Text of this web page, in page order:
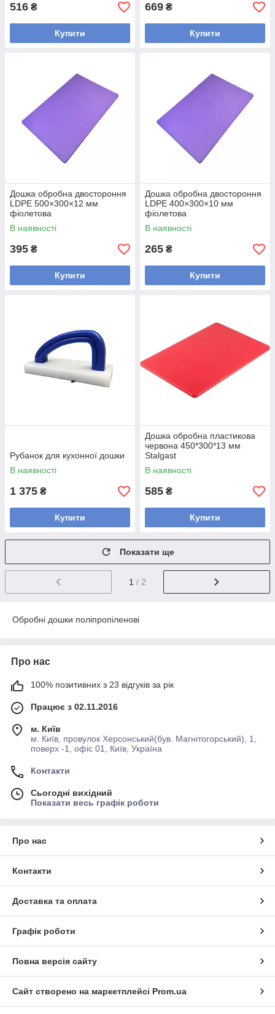
516 ₴
Купити
669 ₴
Купити
Дошка обробна двостороння
LDPE 500×300×12 мм
фіолетова
В наявності
395 ₴
Купити
Дошка обробна двостороння
LDPE 400×300×10 мм
фіолетова
В наявності
265 ₴
Купити
Рубанок для кухонної дошки
В наявності
1 375 ₴
Купити
Дошка обробна пластикова
червона 450*300*13 мм
Stalgast
В наявності
585 ₴
Купити
Показати ще
1 / 2
Обробні дошки поліпропіленові
Про нас
100% позитивних з 23 відгуків за рік
Працює з 02.11.2016
м. Київ
м. Київ, провулок Херсонський(був. Магнітогорський), 1,
поверх -1, офіс 01, Київ, Україна
Контакти
Сьогодні вихідний
Показати весь графік роботи
Про нас
Контакти
Доставка та оплата
Графік роботи
Повна версія сайту
Сайт створено на маркетплейсі Prom.ua